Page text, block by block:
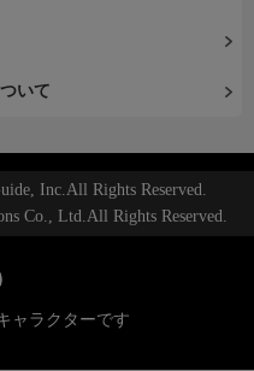
いて
Inc.All Rights Reserved.
Co., Ltd.All Rights Reserved.
ャラクターです